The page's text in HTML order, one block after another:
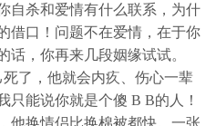
自杀和爱情有什么联系，为什
借口！问题不在爱情，在于你
话，你再来几段姻缘试试。
死了，他就会内疚、伤心一辈
只能说你就是个傻 B B的人！
他换情侣比换棉被都快。一张